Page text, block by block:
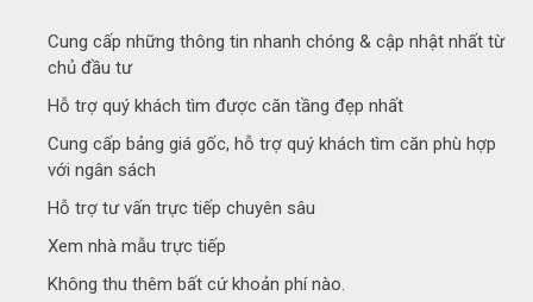
Cung cấp những thông tin nhanh chóng & cập nhật nhất từ
chủ đầu tư
Hỗ trợ quý khách tìm được căn tầng đẹp nhất
Cung cấp bảng giá gốc, hỗ trợ quý khách tìm căn phù hợp
với ngân sách
Hỗ trợ tư vấn trực tiếp chuyên sâu
Xem nhà mẫu trực tiếp
Không thu thêm bất cứ khoản phí nào.